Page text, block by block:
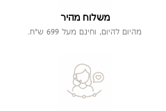
משלוח מהיר
מהיום להיום, וחינם מעל 699 ש"ח.